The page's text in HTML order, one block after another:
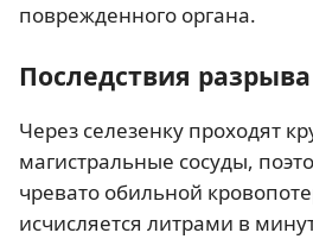
поврежденного органа.
Последствия
Через селезенку проходят
магистральные сосуды,
чревато обильной
исчисляется литрами в